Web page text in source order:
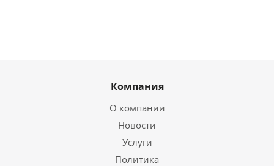
Компания
О компании
Новости
Услуги
Политика